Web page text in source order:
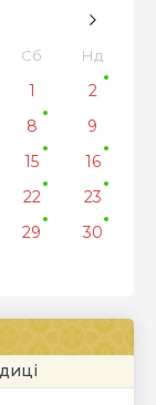
Сб Нд
1
2
8
9
15
16
22
23
29
30